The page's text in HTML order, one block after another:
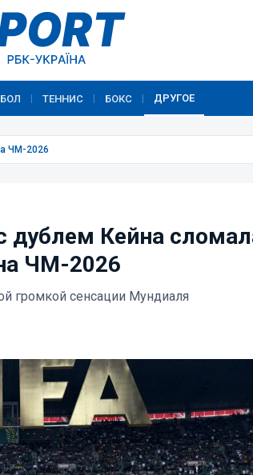
ТЕННИС БОКС ДРУГОЕ
ЧМ-2026
дублем Кейна
ЧМ-2026
громкой сенсации Мундиаля